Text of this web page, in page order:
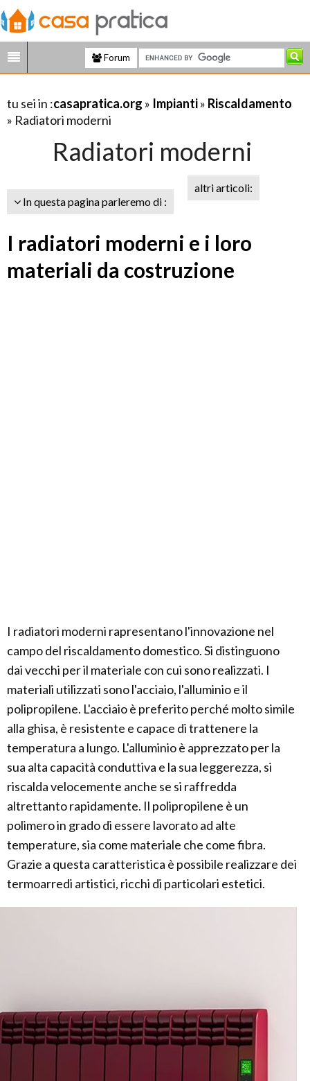
Forum
tu sei in :casapratica.org » Impianti» Riscaldamento
» Radiatori moderni
Radiatori moderni
In questa pagina parleremo di :
altri articoli:
I radiatori moderni e i loro
materiali da costruzione
I radiatori moderni rapresentano l'innovazione nel
campo del riscaldamento domestico. Si distinguono
dai vecchi per il materiale con cui sono realizzati. I
materiali utilizzati sono l'acciaio, l'alluminio e il
polipropilene. L'acciaio è preferito perché molto simile
alla ghisa, è resistente e capace di trattenere la
temperatura a lungo. L'alluminio è apprezzato per la
sua alta capacità conduttiva e la sua leggerezza, si
riscalda velocemente anche se si raffredda
altrettanto rapidamente. Il polipropilene è un
polimero in grado di essere lavorato ad alte
temperature, sia come materiale che come fibra.
Grazie a questa caratteristica è possibile realizzare dei
termoarredi artistici, ricchi di particolari estetici.